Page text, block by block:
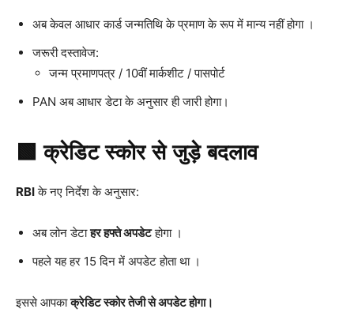
अब केवल आधार कार्ड जन्मतिथि के प्रमाण के रूप में मान्य नहीं होगा ।
जरूरी दस्तावेज:
जन्म प्रमाणपत्र / 10वीं मार्कशीट / पासपोर्ट
PAN अब आधार डेटा के अनुसार ही जारी होगा।
🟩 क्रेडिट स्कोर से जुड़े बदलाव
RBIके नए निर्देश के अनुसार:
अब लोन डेटाहर हफ्ते अपडेटहोगा ।
पहले यह हर 15 दिन में अपडेट होता था ।
इससे आपकाक्रेडिट स्कोर तेजी से अपडेट होगा।